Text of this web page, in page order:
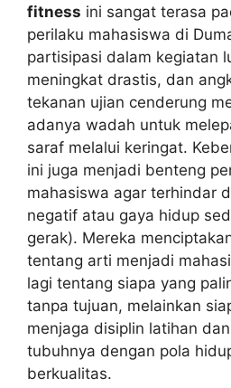
fitness ini sangat terasa
perilaku mahasiswa di
partisipasi dalam kegiatan
meningkat drastis, dan
tekanan ujian cenderung
adanya wadah untuk
saraf melalui keringat.
ini juga menjadi benteng
mahasiswa agar terhindar
negatif atau gaya hidup
gerak). Mereka
tentang arti menjadi
lagi tentang siapa yang
tanpa tujuan, melainkan
menjaga disiplin latihan
tubuhnya dengan pola
berkualitas.